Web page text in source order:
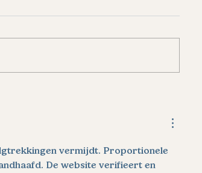
alleen
mentaal én
vermijdt. Proportionele
De website verifieert en